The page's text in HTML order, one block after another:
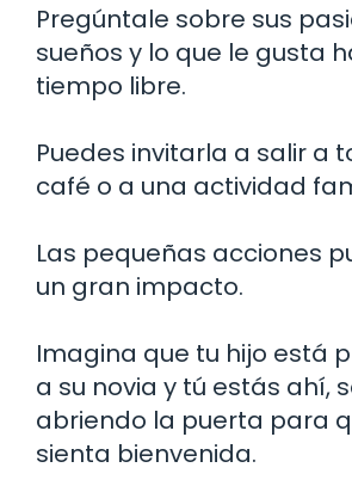
Pregúntale sobre sus
sueños y lo que le gusta
tiempo libre.
Puedes invitarla a salir a
café o a una actividad
Las pequeñas acciones
un gran impacto.
Imagina que tu hijo está
a su novia y tú estás ahí,
abriendo la puerta para
sienta bienvenida.